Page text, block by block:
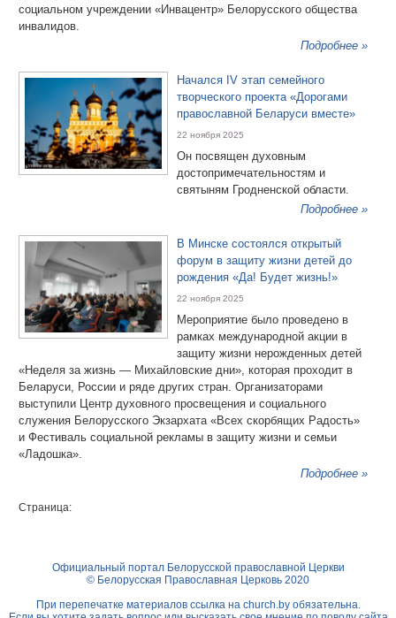
социальном учреждении «Инвацентр» Белорусского общества
инвалидов.
Подробнее »
Начался IV этап семейного
творческого проекта «Дорогами
православной Беларуси вместе»
22 ноября 2025
Он посвящен духовным
достопримечательностям и
святыням Гродненской области.
Подробнее »
В Минске состоялся открытый
форум в защиту жизни детей до
рождения «Да! Будет жизнь!»
22 ноября 2025
Мероприятие было проведено в
рамках международной акции в
защиту жизни нерожденных детей
«Неделя за жизнь — Михайловские дни», которая проходит в
Беларуси, России и ряде других стран. Организаторами
выступили Центр духовного просвещения и социального
служения Белорусского Экзархата «Всех скорбящих Радость»
и Фестиваль социальной рекламы в защиту жизни и семьи
«Ладошка».
Подробнее »
Страница:
Официальный портал Белорусской православной Церкви
© Белорусская Православная Церковь 2020
При перепечатке материалов ссылка на church.byобязательна.